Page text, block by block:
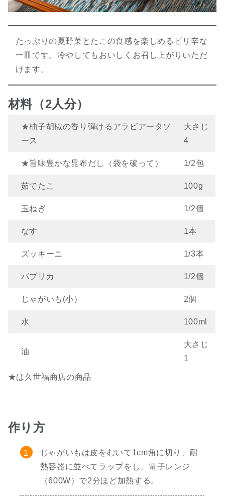
たっぷりの夏野菜とたこの食感を楽しめるピリ辛な
一皿です。冷やしてもおいしくお召し上がりいただ
けます。
材料（2人分）
★柚子胡椒の香り弾けるアラビアータソ
ース
大さじ
4
★旨味豊かな昆布だし（袋を破って） 1/2包
茹でたこ 100g
玉ねぎ 1/2個
なす 1本
ズッキーニ 1/3本
パプリカ 1/2個
じゃがいも(小） 2個
水 100ml
油
大さじ
1
★は久世福商店の商品
作り方
じゃがいもは皮をむいて1cm角に切り、耐
熱容器に並べてラップをし、電子レンジ
（600W）で2分ほど加熱する。